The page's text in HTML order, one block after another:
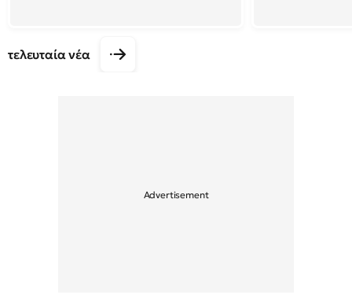
τελευταία νέα